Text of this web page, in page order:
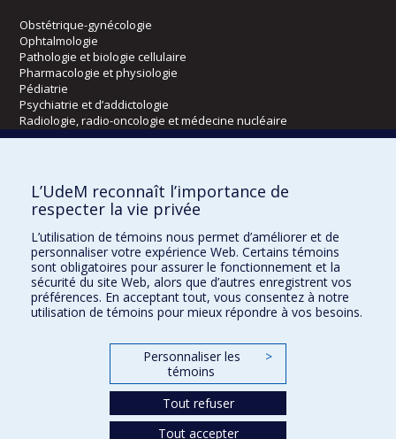
Obstétrique-gynécologie
Ophtalmologie
Pathologie et biologie cellulaire
Pharmacologie et physiologie
Pédiatrie
Psychiatrie et d’addictologie
Radiologie, radio-oncologie et médecine nucléaire
Kinésiologie et des sciences de l’activité physique
Orthophonie et audiologie
Réadaptation
Directions
DPC
CPASS
L’UdeM reconnaît l’importance de
respecter la vie privée
L’utilisation de témoins nous permet d’améliorer et de
personnaliser votre expérience Web. Certains témoins
sont obligatoires pour assurer le fonctionnement et la
sécurité du site Web, alors que d’autres enregistrent vos
préférences. En acceptant tout, vous consentez à notre
utilisation de témoins pour mieux répondre à vos besoins.
Personnaliser les
témoins
>
Tout refuser
Tout accepter